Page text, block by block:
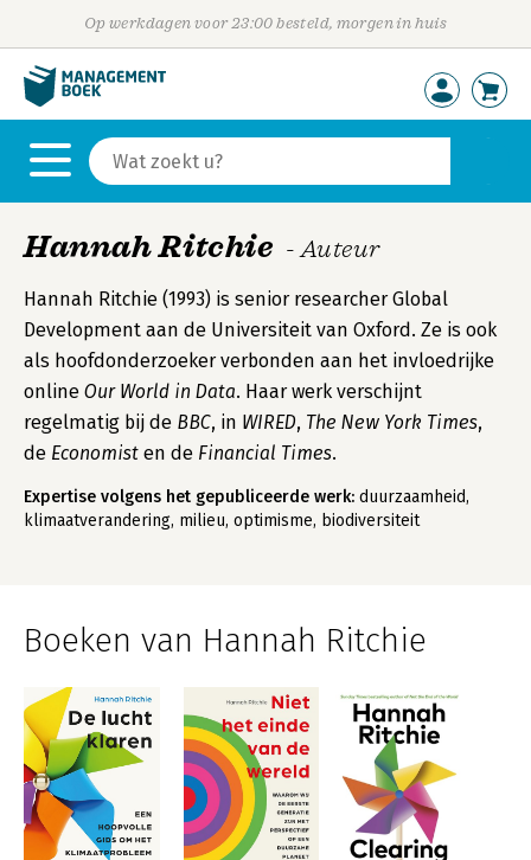
Op werkdagen voor 23:00 besteld, morgen in huis
Hannah Ritchie - Auteur
Hannah Ritchie (1993) is senior researcher Global
Development aan de Universiteit van Oxford. Ze is ook
als hoofdonderzoeker verbonden aan het invloedrijke
online Our World in Data. Haar werk verschijnt
regelmatig bij de BBC, in WIRED, The New York Times,
de Economist en de Financial Times.
Expertise volgens het gepubliceerde werk: duurzaamheid,
klimaatverandering, milieu, optimisme, biodiversiteit
Boeken van Hannah Ritchie